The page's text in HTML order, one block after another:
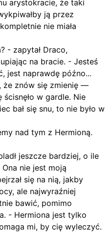
arystokracie, że taki
ją przez
nie miała
- zapytał Draco,
na bracie. - Jesteś
jest naprawdę późno...
że znów się zmienię —
ścisnęło w gardle. Nie
bał się snu, to nie było w
nad tym z Hermioną.
jeszcze bardziej, o ile
nie jest moją
się na nią, jakby
ale najwyraźniej
bawić, pomimo
- Hermiona jest tylko
mi, by cię wyleczyć.